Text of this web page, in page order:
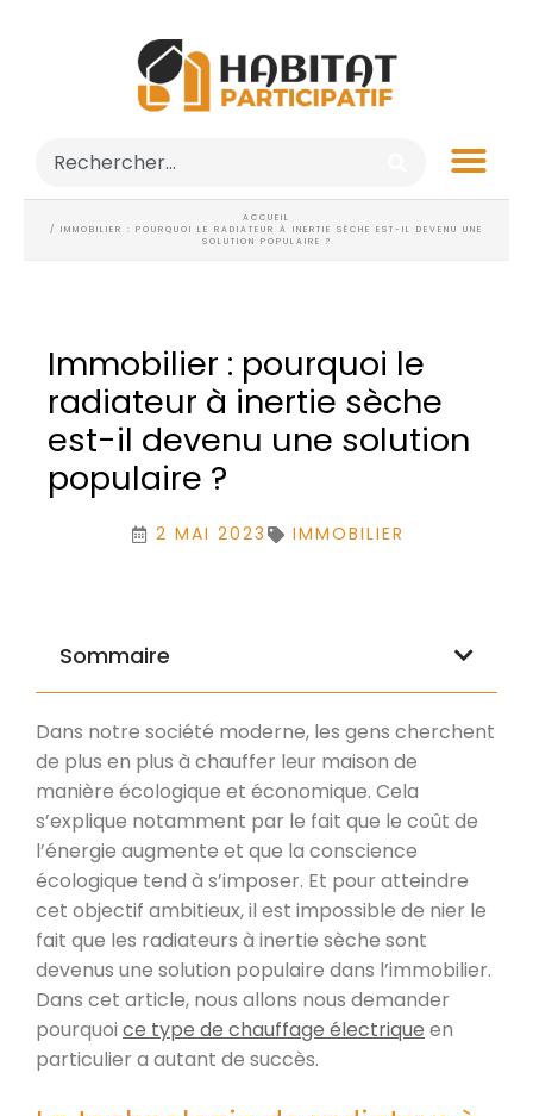
ACCUEIL
/ IMMOBILIER : POURQUOI LE RADIATEUR À INERTIE SÈCHE EST-IL DEVENU UNE
SOLUTION POPULAIRE ?
Immobilier : pourquoi le
radiateur à inertie sèche
est-il devenu une solution
populaire ?
2 MAI 2023 IMMOBILIER
Sommaire
Dans notre société moderne, les gens cherchent
de plus en plus à chauffer leur maison de
manière écologique et économique. Cela
s’explique notamment par le fait que le coût de
l’énergie augmente et que la conscience
écologique tend à s’imposer. Et pour atteindre
cet objectif ambitieux, il est impossible de nier le
fait que les radiateurs à inertie sèche sont
devenus une solution populaire dans l’immobilier.
Dans cet article, nous allons nous demander
pourquoi ce type de chauffage électrique en
particulier a autant de succès.